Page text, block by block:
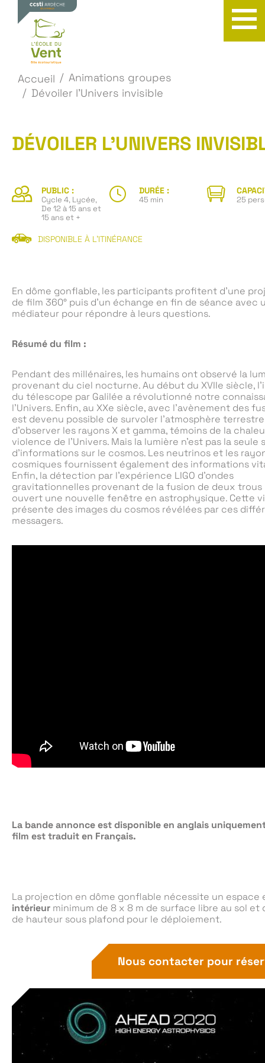
Accueil
Animations groupes
Dévoiler l'Univers invisible
DÉVOILER L’UNIVERS
PUBLIC :
Cycle 4, Lycée,
De 12 à 15 ans et
15 ans et +
DURÉE :
45 min 25
DISPONIBLE À L'ITINÉRANCE
En dôme gonflable, les participants profitent d’une
de film 360° puis d’un échange en fin de séance avec
médiateur pour répondre à leurs questions.
Résumé du film :
Pendant des millénaires, les humains ont observé la
provenant du ciel nocturne. Au début du XVIIe siècle,
du télescope par Galilée a révolutionné notre
l’Univers. Enfin, au XXe siècle, avec l’avènement des
est devenu possible de survoler l’atmosphère
d’observer les rayons X et gamma, témoins de la
violence de l’Univers. Mais la lumière n’est pas la seule
d’informations sur le cosmos. Les neutrinos et les
cosmiques fournissent également des informations
Enfin, la détection par l’expérience LIGO d’ondes
gravitationnelles provenant de la fusion de deux trous
ouvert une nouvelle fenêtre en astrophysique. Cette
présente des images du cosmos révélées par ces
messagers.
La bande annonce est disponible en anglais
film est traduit en Français.
La projection en dôme gonflable nécessite un espace
intérieur minimum de 8 x 8 m de surface libre au sol et
de hauteur sous plafond pour le déploiement.
Nous contacter pour